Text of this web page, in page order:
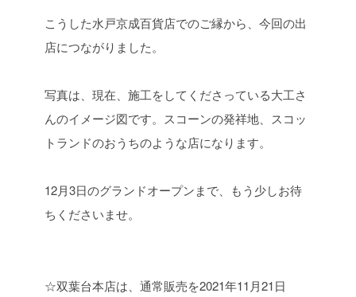
こうした水戸京成百貨店でのご縁から、今回の出
店につながりました。
写真は、現在、施工をしてくださっている大工さ
んのイメージ図です。スコーンの発祥地、スコッ
トランドのおうちのような店になります。
12月3日のグランドオープンまで、もう少しお待
ちくださいませ。
☆双葉台本店は、通常販売を2021年11月21日